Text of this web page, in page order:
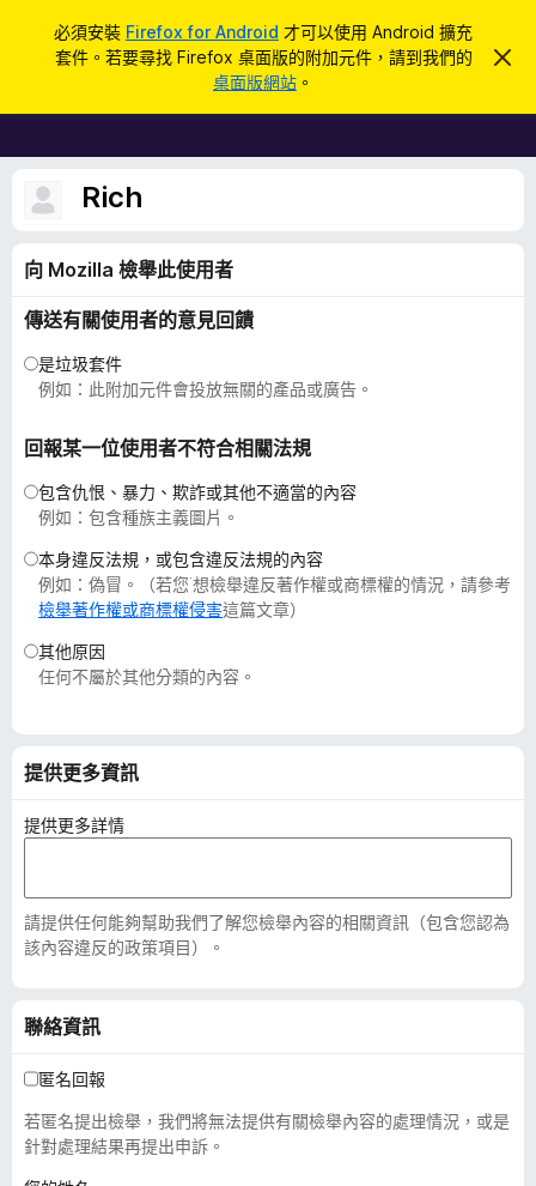
必須安裝 Firefox for Android 才可以使用 Android 擴充
套件。若要尋找 Firefox 桌面版的附加元件，請到我們的
桌面版網站 。
忽
通
F
i
e
加
件
Rich
向 Mozilla 檢舉此使用者
傳送有關使用者的意見回饋
是垃圾套件
例如：此附加元件會投放無關的產品或廣告。
回報某一位使用者不符合相關法規
包含仇恨、暴力、欺詐或其他不適當的內容
例如：包含種族主義圖片。
本身違反法規，或包含違反法規的內容
例如：偽冒。（若您˙想檢舉違反著作權或商標權的情況，請參考
檢舉著作權或商標權侵害這篇文章）
其他原因
任何不屬於其他分類的內容。
提供更多資訊
提供更多詳情
請提供任何能夠幫助我們了解您檢舉內容的相關資訊（包含您認為
該內容違反的政策項目）。
聯絡資訊
匿名回報
若匿名提出檢舉，我們將無法提供有關檢舉內容的處理情況，或是
針對處理結果再提出申訴。